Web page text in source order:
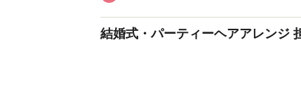
結婚式・パーティーヘアアレンジ